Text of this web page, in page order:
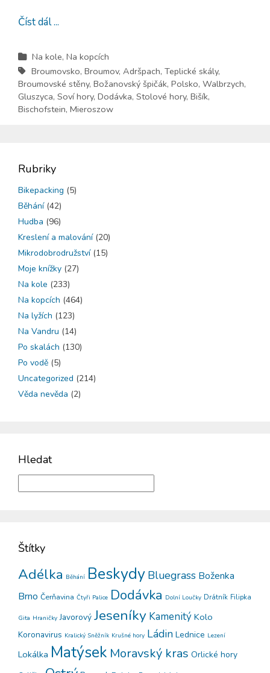
Číst dál ...
Na kole, Na kopcích
Broumovsko, Broumov, Adršpach, Teplické skály,
Broumovské stěny, Božanovský špičák, Polsko, Walbrzych,
Gluszyca, Soví hory, Dodávka, Stolové hory, Bišík,
Bischofstein, Mieroszow
Rubriky
Bikepacking (5)
Běhání(42)
Hudba (96)
Kreslení a malování(20)
Mikrodobrodružství(15)
Moje knížky (27)
Na kole (233)
Na kopcích (464)
Na lyžích (123)
Na Vandru (14)
Po skalách (130)
Po vodě (5)
Uncategorized (214)
Věda nevěda (2)
Hledat
Štítky
Adélka Běhání Beskydy Bluegrass Boženka
Brno Čerňavina Čtyři Palice Dodávka Dolní Loučky Drátník Filipka
Gita Hraničky Javorový Jeseníky Kamenitý Kolo
Koronavirus Kralický Sněžník Krušné hory Ládin Lednice Lezení
Lokálka Matýsek Moravský kras Orlické hory